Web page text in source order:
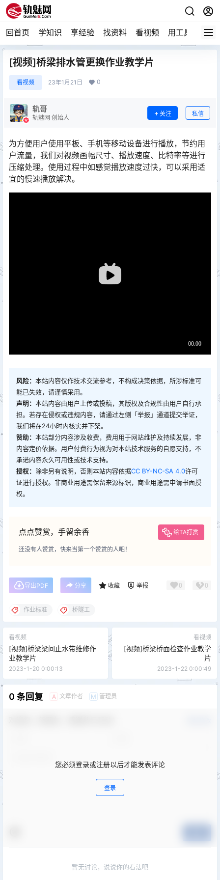
回首页 学知识 享经验 找资料 看视频 用工具 论技
[视频]桥梁排水管更换作业教学片
看视频 23年1月21日 0
轨哥
轨魅网 创始人
关注 私信
为方便用户使用平板、手机等移动设备进行播放，节约用
户流量，我们对视频画幅尺寸、播放速度、比特率等进行
压缩处理。使用过程中如感觉播放速度过快，可以采用适
宜的慢速播放解决。󠅅󠅃󠄵󠅂󠄪󠇖󠆨󠆨󠇕󠆞󠆒󠅬󠇘󠆭󠆘󠇙󠆝󠅵󠇗󠆭󠆁󠄐󠇗󠅹󠅸󠇖󠆍󠅳󠇖󠅹󠅰󠇖󠆌󠅹
风险： 本站内容仅作技术交流参考，不构成决策依据，所涉标准可
能已失效，请谨慎采用。
声明： 本站内容由用户上传或投稿，其版权及合规性由用户自行承
担。若存在侵权或违规内容，请通过左侧「举报」通道提交举证，
我们将在24小时内核实并下架。
赞助： 本站部分内容涉及收费，费用用于网站维护及持续发展，非
内容定价依据。用户付费行为视为对本站技术服务的自愿支持，不
承诺内容永久可用性或技术支持。
授权： 除非另有说明，否则本站内容依据CC BY-NC-SA 4.0许可
证进行授权。非商业用途需保留来源标识，商业用途需申请书面授
权。
点点赞赏，手留余香 给TA打赏
还没有人赞赏，快来当第一个赞赏的人吧！
导出PDF 分享 收藏 举报 0 0
作业标准 桥隧工
看视频
[视频]桥梁梁间止水带维修作
业教学片
2023-1-20 0:00:13
看视频
[视频]桥梁桥面检查作业教学
片
2023-1-22 0:00:49
0 条回复 A 文章作者 M 管理员
您必须登录或注册以后才能发表评论
登录
暂无讨论，说说你的看法吧